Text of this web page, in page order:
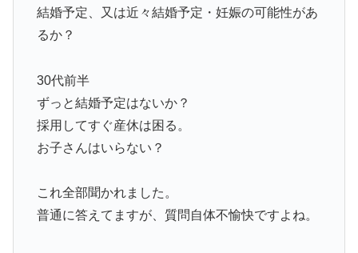
結婚予定、又は近々結婚予定・妊娠の可能性があ
るか？
30代前半
ずっと結婚予定はないか？
採用してすぐ産休は困る。
お子さんはいらない？
これ全部聞かれました。
普通に答えてますが、質問自体不愉快ですよね。